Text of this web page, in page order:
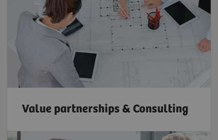
Value partnerships & Consulting